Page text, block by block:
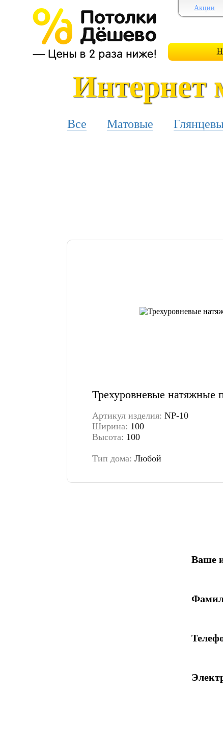
Акции
Интернет
Все Матовые
Трехуровневые натяжные
Артикул изделия: NP-10
Ширина: 100
Высота: 100
Тип дома: Любой
Ваше